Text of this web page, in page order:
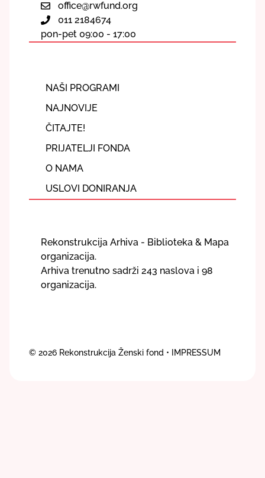
office@rwfund.org
011 2184674
pon-pet 09:00 - 17:00
NAŠI PROGRAMI
NAJNOVIJE
ČITAJTE!
PRIJATELJI FONDA
O NAMA
USLOVI DONIRANJA
Rekonstrukcija Arhiva - Biblioteka & Mapa
organizacija.
Arhiva trenutno sadrži 243 naslova i 98
organizacija.
© 2026 Rekonstrukcija Ženski fond • IMPRESSUM